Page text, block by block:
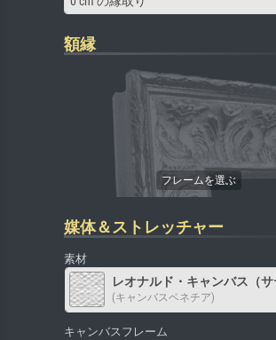
額縁
媒体＆ストレッチャー
素材
レオナルド・キャンバス（サ
(キャンバスベネチア)
キャンバスフレーム